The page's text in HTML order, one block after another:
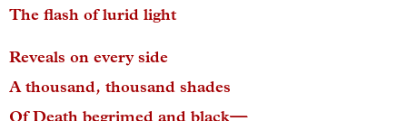
The flash of lurid light
Reveals on every side
A thousand, thousand shades